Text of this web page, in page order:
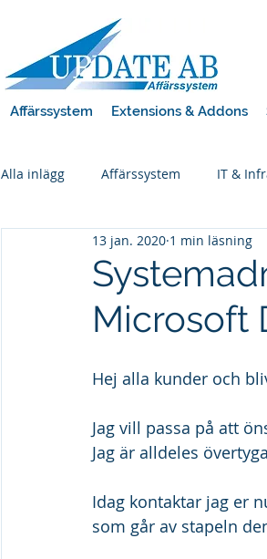
Affärssystem Extensions & Addons
Alla inlägg Affärssystem IT &
Microsoft
13 jan. 2020 1 min läsning
Hej alla kunder och
Jag vill passa på att
Jag är alldeles
Idag kontaktar jag er
som går av stapeln